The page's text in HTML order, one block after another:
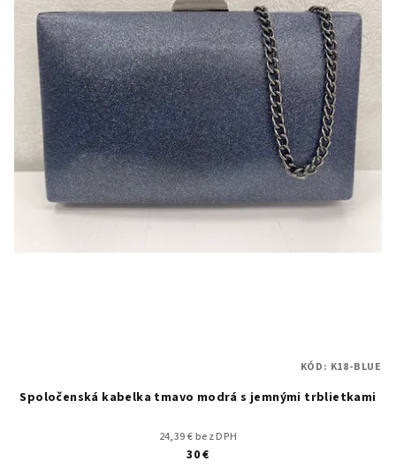
Spoločenská kabelka tmavo modrá s jemnými trblietkami
24,39 € bez DPH
30 €
KÓD: K18-BLUE